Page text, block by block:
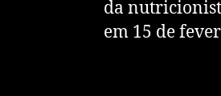
da
em 15 de